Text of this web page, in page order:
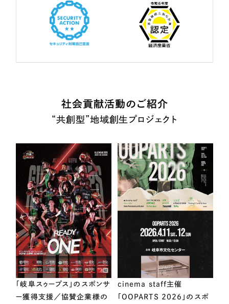
社会貢献活動のご紹介
“共創型”地域創生プロジェクト
「岐阜スゥープス」のスポンサ
ー獲得支援／協賛企業様の
cinema staff主催
「OOPARTS 2026」のスポ